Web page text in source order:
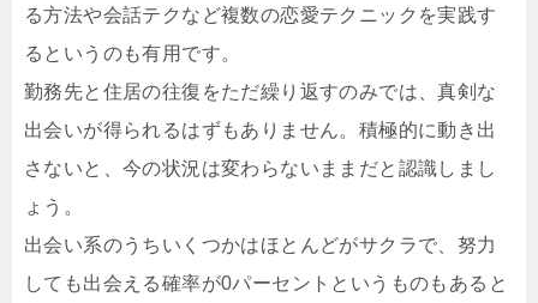
る方法や会話テクなど複数の恋愛テクニックを実践す
るというのも有用です。
勤務先と住居の往復をただ繰り返すのみでは、真剣な
出会いが得られるはずもありません。積極的に動き出
さないと、今の状況は変わらないままだと認識しまし
ょう。
出会い系のうちいくつかはほとんどがサクラで、努力
しても出会える確率が0パーセントというものもあると